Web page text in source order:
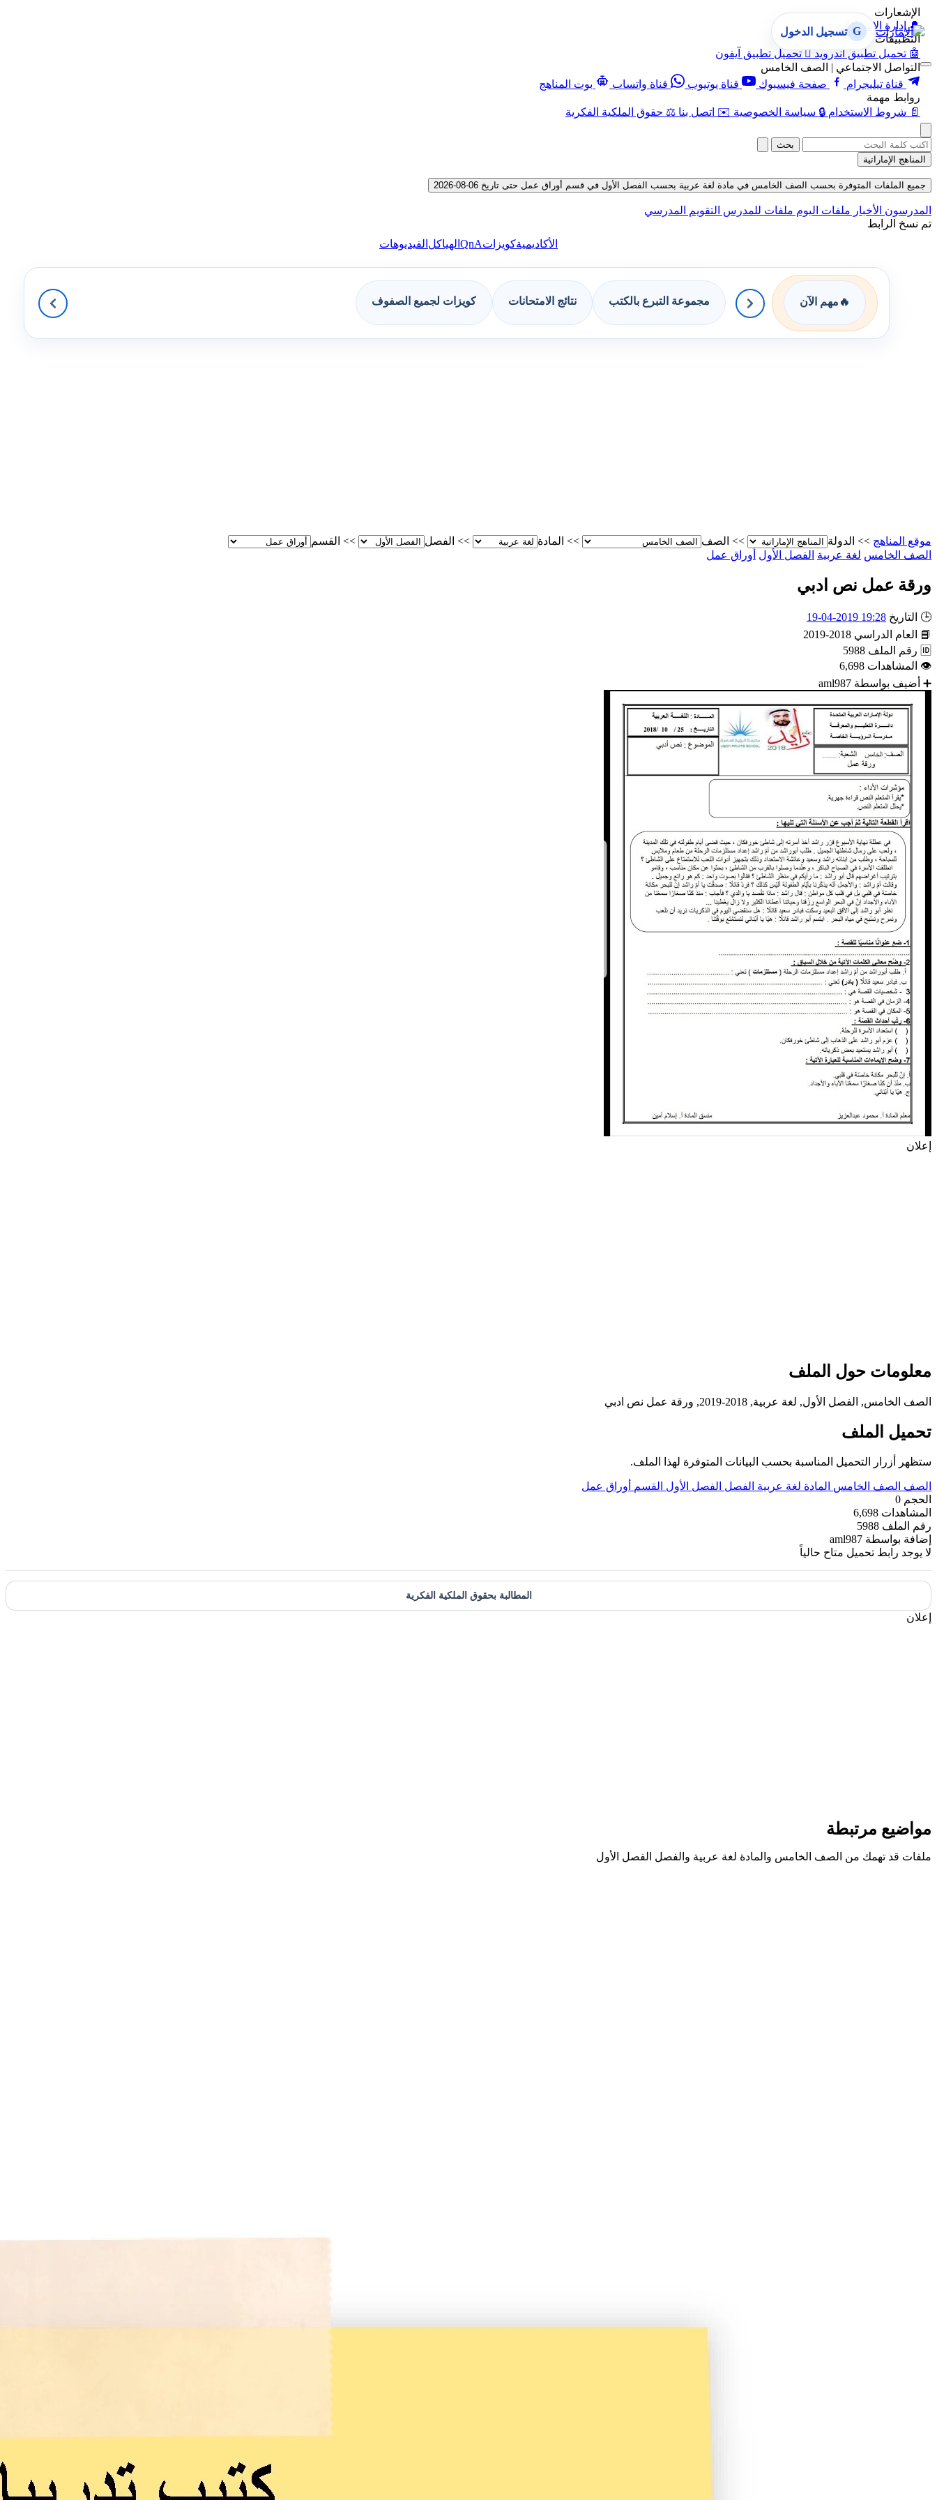
الإشعارات
🔔 إدارة الإشعارات
التطبيقات
🤖 تحميل تطبيق أندرويد  تحميل تطبيق آيفون
التواصل الاجتماعي | الصف الخامس
قناة تيليجرام
صفحة فيسبوك قناة يوتيوب قناة واتساب
بوت المناهج
روابط مهمة
📄 شروط الاستخدام 🔒 سياسة الخصوصية ✉️ اتصل بنا ⚖️ حقوق الملكية الفكرية
G تسجيل الدخول
بحث
المناهج الإماراتية
جميع الملفات المتوفرة بحسب الصف الخامس في مادة لغة عربية بحسب الفصل الأول في قسم أوراق عمل حتى تاريخ 06-08-2026
المدرسون الأخبار ملفات اليوم ملفات للمدرس التقويم المدرسي
تم نسخ الرابط
الأكاديميةكويزاتQnA الهياكل الفيديوهات
🔥 مهم الآن مجموعة التبرع بالكتب نتائج الامتحانات كويزات لجميع الصفوف
موقع المناهج >> الدولة >> الصف >> المادة >> الفصل >> القسم
الصف الخامس لغة عربية الفصل الأول أوراق عمل
ورقة عمل نص ادبي
🕒 التاريخ 19:28 2019-04-19
📘
العام الدراسي 2018-2019
🆔 رقم الملف 5988
👁 المشاهدات 6,698
➕ أضيف بواسطة aml987
إعلان
معلومات حول الملف
الصف الخامس, الفصل الأول, لغة عربية, 2018-2019, ورقة عمل نص ادبي
تحميل الملف
ستظهر أزرار التحميل المناسبة بحسب البيانات المتوفرة لهذا الملف.
الصف الصف الخامس المادة لغة عربية الفصل الفصل الأول القسم أوراق عمل
الحجم 0
المشاهدات 6,698
رقم الملف 5988
إضافة بواسطة aml987
لا يوجد رابط تحميل متاح حالياً
المطالبة بحقوق الملكية الفكرية
إعلان
مواضيع مرتبطة
ملفات قد تهمك من الصف الخامس والمادة لغة عربية والفصل الفصل الأول